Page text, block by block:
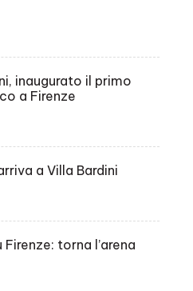
inaugurato il primo
a Firenze
a Villa Bardini
torna l’arena